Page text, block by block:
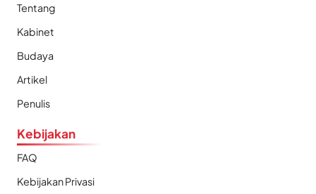
Tentang
Kabinet
Budaya
Artikel
Penulis
Kebijakan
FAQ
Kebijakan Privasi